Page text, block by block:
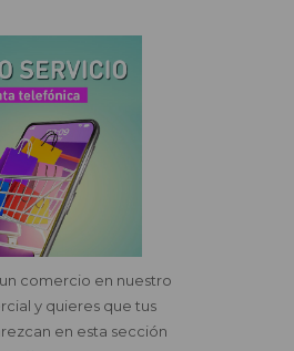
comercio en nuestro
y quieres que tus
en esta sección